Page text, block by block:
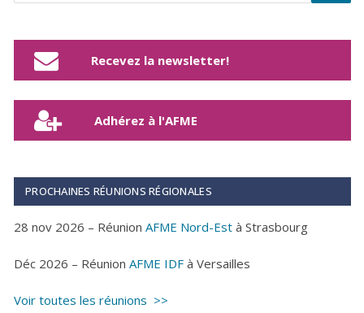
Recevez la newsletter!
Adhérez à l'AFME
PROCHAINES RÉUNIONS RÉGIONALES
28 nov 2026 – Réunion AFME Nord-Est à Strasbourg
Déc 2026 – Réunion AFME IDF à Versailles
Voir toutes les réunions >>